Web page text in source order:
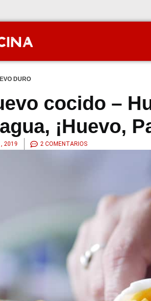
DURO
cocido –
¡Huevo,
2019 2 COMENTARIOS